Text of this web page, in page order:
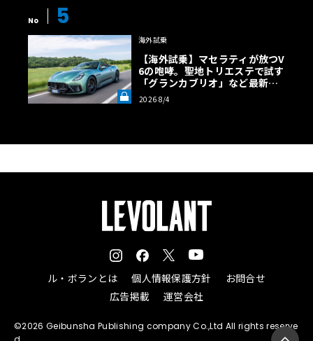
No 5
海外試乗
【海外試乗】マセラティが放つV
6の咆哮。聖地トリエステで試す
「グランカブリオ」など最新ト
ロフェオ3台の官能評価《LE VO
LANT LAB》
2026 8/4
ル・ボランとは 個人情報保護方針
お問合せ
広告掲載
運営会社
©2026 Geibunsha Publishing company Co.,Ltd All rights reserve